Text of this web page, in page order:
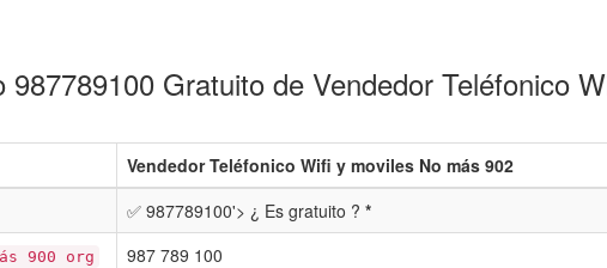
987789100 Gratuito de Vendedor Teléfonico
Vendedor Teléfonico Wifi y moviles No más 902
✅ 987789100'> ¿ Es gratuito ? *
900 org
987 789 100